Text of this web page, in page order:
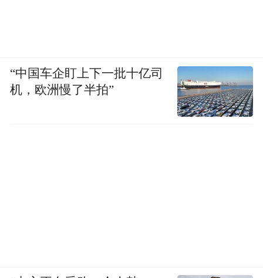
“中国车企盯上下一批十亿司
机，欧洲慢了半拍”